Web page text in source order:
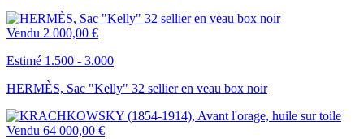
Vendu 2 000,00 €
Estimé 1.500 - 3.000
HERMÈS, Sac "Kelly" 32 sellier en veau box noir
Vendu 64 000,00 €